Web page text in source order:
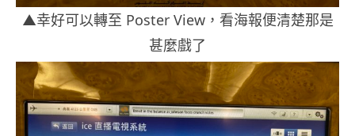
▲幸好可以轉至 Poster View，看海報便清楚那是
甚麼戲了